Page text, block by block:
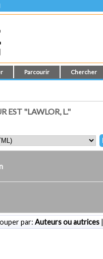
Parcourir Chercher
EST "LAWLOR, L."
par: Auteurs ou autrices |